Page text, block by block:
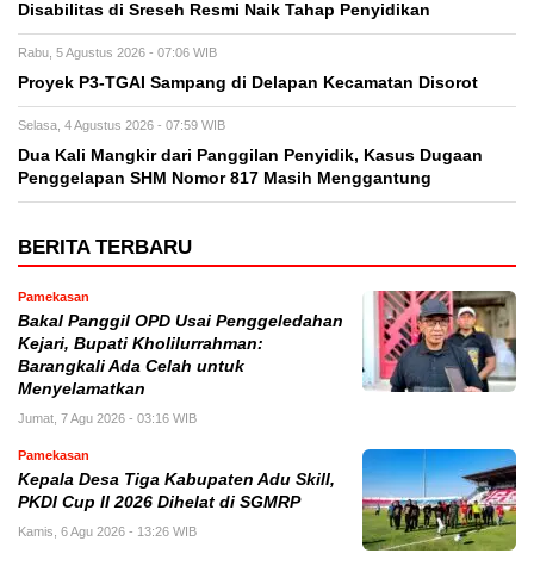
Disabilitas di Sreseh Resmi Naik Tahap Penyidikan
Rabu, 5 Agustus 2026 - 07:06 WIB
Proyek P3-TGAI Sampang di Delapan Kecamatan Disorot
Selasa, 4 Agustus 2026 - 07:59 WIB
Dua Kali Mangkir dari Panggilan Penyidik, Kasus Dugaan
Penggelapan SHM Nomor 817 Masih Menggantung
BERITA TERBARU
Pamekasan
Bakal Panggil OPD Usai Penggeledahan
Kejari, Bupati Kholilurrahman:
Barangkali Ada Celah untuk
Menyelamatkan
Jumat, 7 Agu 2026 - 03:16 WIB
Pamekasan
Kepala Desa Tiga Kabupaten Adu Skill,
PKDI Cup II 2026 Dihelat di SGMRP
Kamis, 6 Agu 2026 - 13:26 WIB